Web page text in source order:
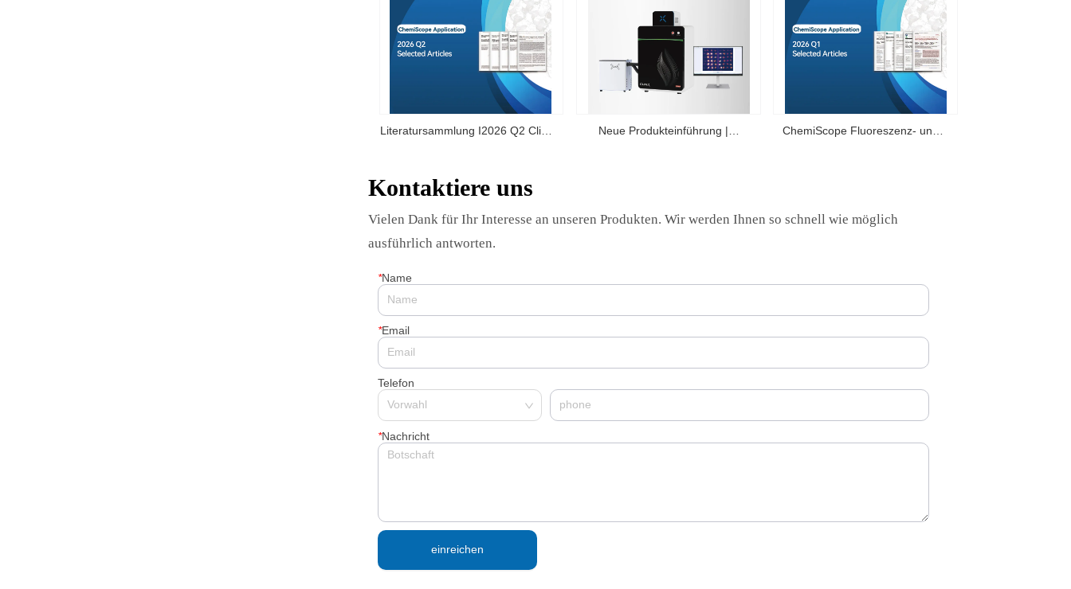
Literatursammlung I2026 Q2 Clinx Neue Produkteinführung | ChemiScope Fluoreszenz- und
Literaturzusammenfassung
Kontaktiere uns
Vielen Dank für Ihr Interesse an unseren Produkten. Wir werden Ihnen so schnell wie möglich
ausführlich antworten.
*Name
*Email
Telefon
*Nachricht
einreichen